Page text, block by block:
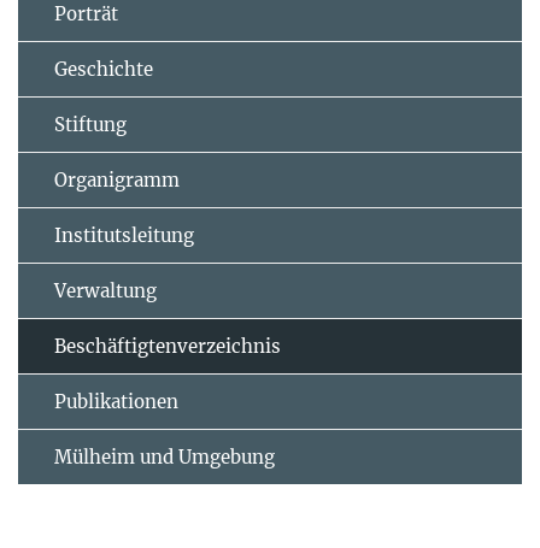
Porträt
Geschichte
Stiftung
Organigramm
Institutsleitung
Verwaltung
Beschäftigtenverzeichnis
Publikationen
Mülheim und Umgebung